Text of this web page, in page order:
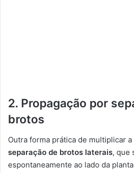
2. Propagação por
brotos
Outra forma prática de multiplicar
separação de brotos laterais, que
espontaneamente ao lado da